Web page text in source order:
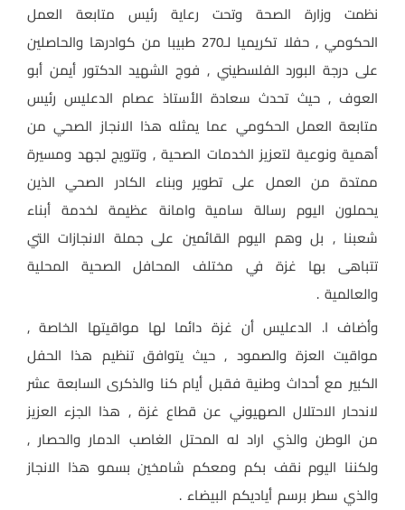
نظمت وزارة الصحة وتحت رعاية رئيس متابعة العمل
الحكومي , حفلا تكريميا لـ270 طبيبا من كوادرها والحاصلين
على درجة البورد الفلسطيني , فوج الشهيد الدكتور أيمن أبو
العوف , حيث تحدث سعادة الأستاذ عصام الدعليس رئيس
متابعة العمل الحكومي عما يمثله هذا الانجاز الصحي من
أهمية ونوعية لتعزيز الخدمات الصحية , وتتويج لجهد ومسيرة
ممتدة من العمل على تطوير وبناء الكادر الصحي الذين
يحملون اليوم رسالة سامية وامانة عظيمة لخدمة أبناء
شعبنا , بل وهم اليوم القائمين على جملة الانجازات التي
تتباهى بها غزة في مختلف المحافل الصحية المحلية
والعالمية .
وأضاف ا. الدعليس أن غزة دائما لها مواقيتها الخاصة ,
مواقيت العزة والصمود , حيث يتوافق تنظيم هذا الحفل
الكبير مع أحداث وطنية فقبل أيام كنا والذكرى السابعة عشر
لاندحار الاحتلال الصهيوني عن قطاع غزة , هذا الجزء العزيز
من الوطن والذي اراد له المحتل الغاصب الدمار والحصار ,
ولكننا اليوم نقف بكم ومعكم شامخين بسمو هذا الانجاز
والذي سطر برسم أياديكم البيضاء .